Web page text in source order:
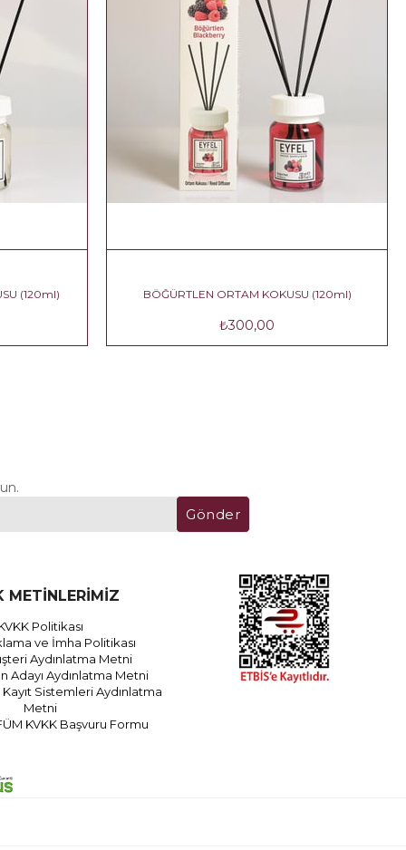
(120ml) BÖĞÜRTLEN ORTAM KOKUSU (120ml)
₺300,00
Gönder
METİNLERİMİZ
Politikası
ve İmha Politikası
Aydınlatma Metni
Adayı Aydınlatma Metni
Sistemleri Aydınlatma
Metni
KVKK Başvuru Formu